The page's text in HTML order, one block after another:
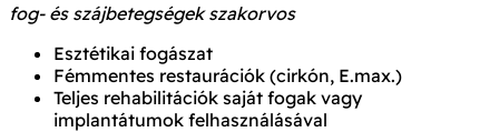
fog- és szájbetegségek szakorvos
Esztétikai fogászat
Fémmentes restaurációk (cirkón, E.max.)
Teljes rehabilitációk saját fogak vagy
implantátumok felhasználásával